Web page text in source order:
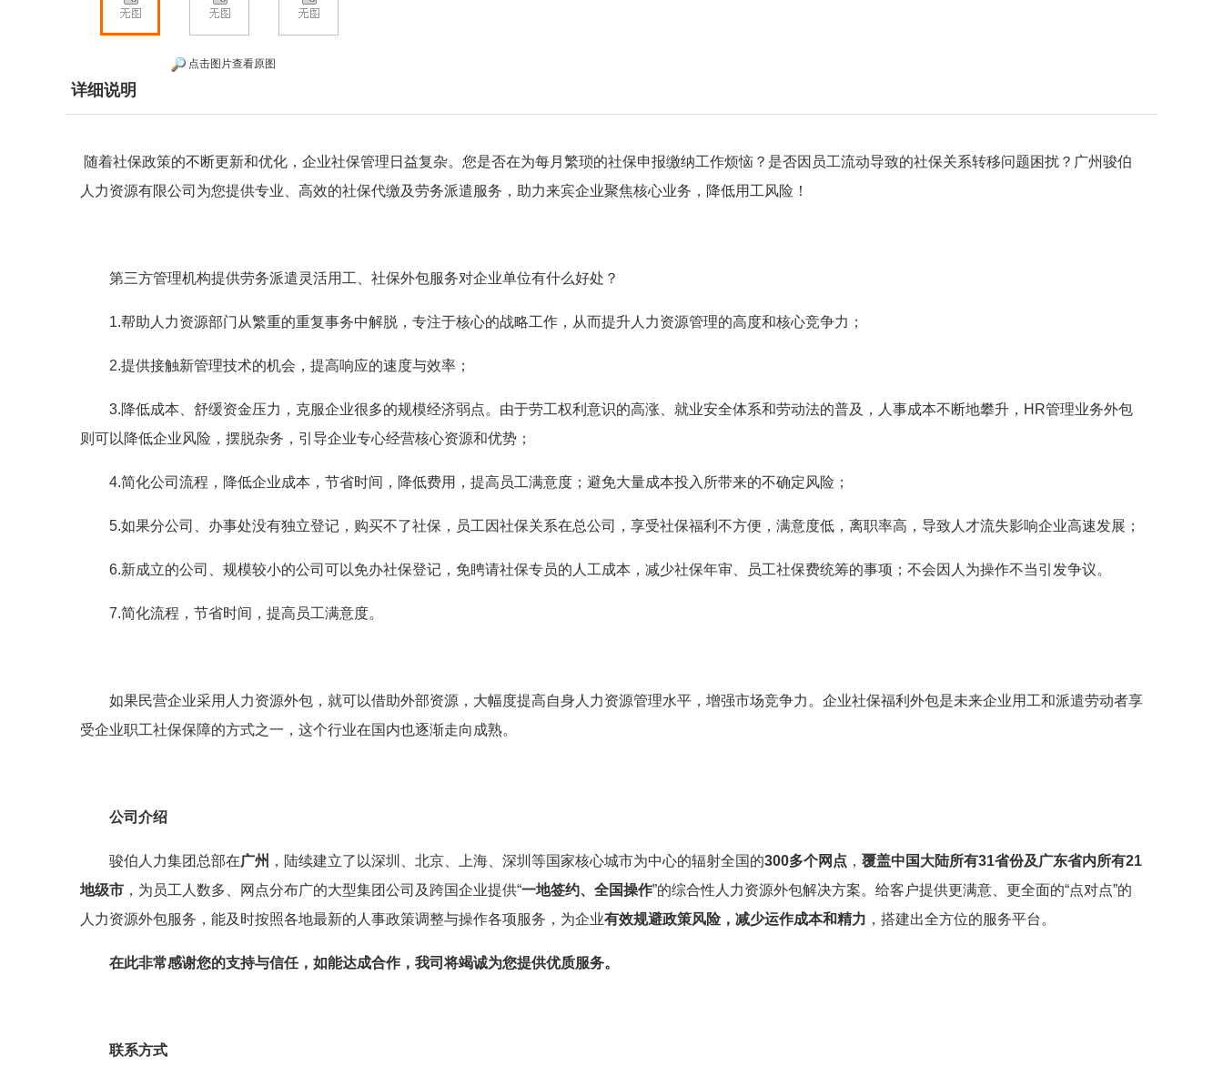
点击图片查看原图
详细说明
随着社保政策的不断更新和优化，企业社保管理日益复杂。您是否在为每月繁琐的社保申报缴纳工作烦恼？是否因员工流动导致的社保关系转移问题困扰？广州骏伯
人力资源有限公司为您提供专业、高效的社保代缴及劳务派遣服务，助力来宾企业聚焦核心业务，降低用工风险！
第三方管理机构提供劳务派遣灵活用工、社保外包服务对企业单位有什么好处？
1.帮助人力资源部门从繁重的重复事务中解脱，专注于核心的战略工作，从而提升人力资源管理的高度和核心竞争力；
2.提供接触新管理技术的机会，提高响应的速度与效率；
3.降低成本、舒缓资金压力，克服企业很多的规模经济弱点。由于劳工权利意识的高涨、就业安全体系和劳动法的普及，人事成本不断地攀升，HR管理业务外包
则可以降低企业风险，摆脱杂务，引导企业专心经营核心资源和优势；
4.简化公司流程，降低企业成本，节省时间，降低费用，提高员工满意度；避免大量成本投入所带来的不确定风险；
5.如果分公司、办事处没有独立登记，购买不了社保，员工因社保关系在总公司，享受社保福利不方便，满意度低，离职率高，导致人才流失影响企业高速发展；
6.新成立的公司、规模较小的公司可以免办社保登记，免䀻请社保专员的人工成本，减少社保年审、员工社保费统筹的事项；不会因人为操作不当引发争议。
7.简化流程，节省时间，提高员工满意度。
如果民营企业采用人力资源外包，就可以借助外部资源，大幅度提高自身人力资源管理水平，增强市场竞争力。企业社保福利外包是未来企业用工和派遣劳动者享
受企业职工社保保障的方式之一，这个行业在国内也逐渐走向成熟。
公司介绍
骏伯人力集团总部在广州 ，陆续建立了以深圳、北京、上海、深圳等国家核心城市为中心的辐射全国的300多个网点 ， 覆盖中国大陆所有31省份及广东省内所有21
地级市 ，为员工人数多、网点分布广的大型集团公司及跨国企业提供“一地签约、全国操作”的综合性人力资源外包解决方案。给客户提供更满意、更全面的“点对点”的
人力资源外包服务，能及时按照各地最新的人事政策调整与操作各项服务，为企业有效规避政策风险，减少运作成本和精力 ，搭建出全方位的服务平台。
在此非常感谢您的支持与信任，如能达成合作，我司将竭诚为您提供优质服务。
联系方式